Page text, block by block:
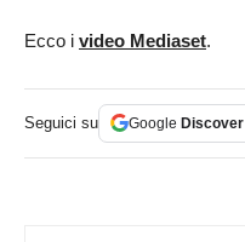
Ecco i video Mediaset.
Seguici su Google Discover